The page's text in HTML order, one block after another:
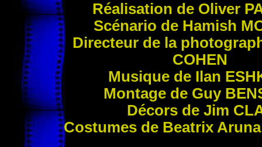
Réalisation de Oliver
Scénario de Hamish
Directeur de la
COHEN
Musique de Ilan
Montage de Guy
Décors de Jim
Costumes de Beatrix